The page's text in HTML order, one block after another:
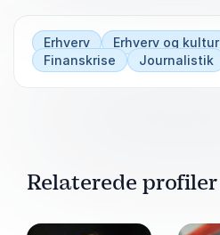
Erhverv Erhverv og kultur
Finanskrise
Journalistik
Relaterede profiler